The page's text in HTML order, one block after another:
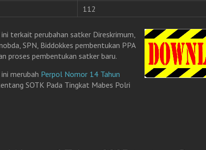
112
ini terkait perubahan satker Direskrimum,
SPN, Biddokkes pembentukan PPA
proses pembentukan satker baru.
merubah Perpol Nomor 14 Tahun
SOTK Pada Tingkat Mabes Polri